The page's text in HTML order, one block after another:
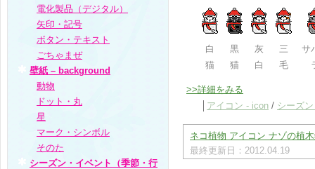
白
猫
黒
猫
灰
白
三
毛
サ
>>詳細をみる
アイコン - icon / シーズ
ネコ植物 アイコン ナゾの植
最終更新日：2012.04.19
電化製品（デジタル）
矢印・記号
ボタン・テキスト
ごちゃまぜ
壁紙 – background
動物
ドット・丸
星
マーク・シンボル
そのた
シーズン・イベント（季節・行